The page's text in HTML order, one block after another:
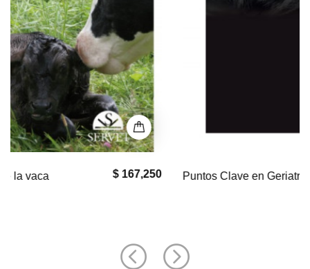
$ 0
Puntos Clave en Geriatría Felina